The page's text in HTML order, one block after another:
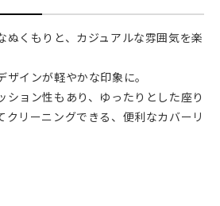
ぬくもりと、カジュアルな雰囲気を楽
インが軽やかな印象に。
ション性もあり、ゆったりとした座り
クリーニングできる、便利なカバーリ